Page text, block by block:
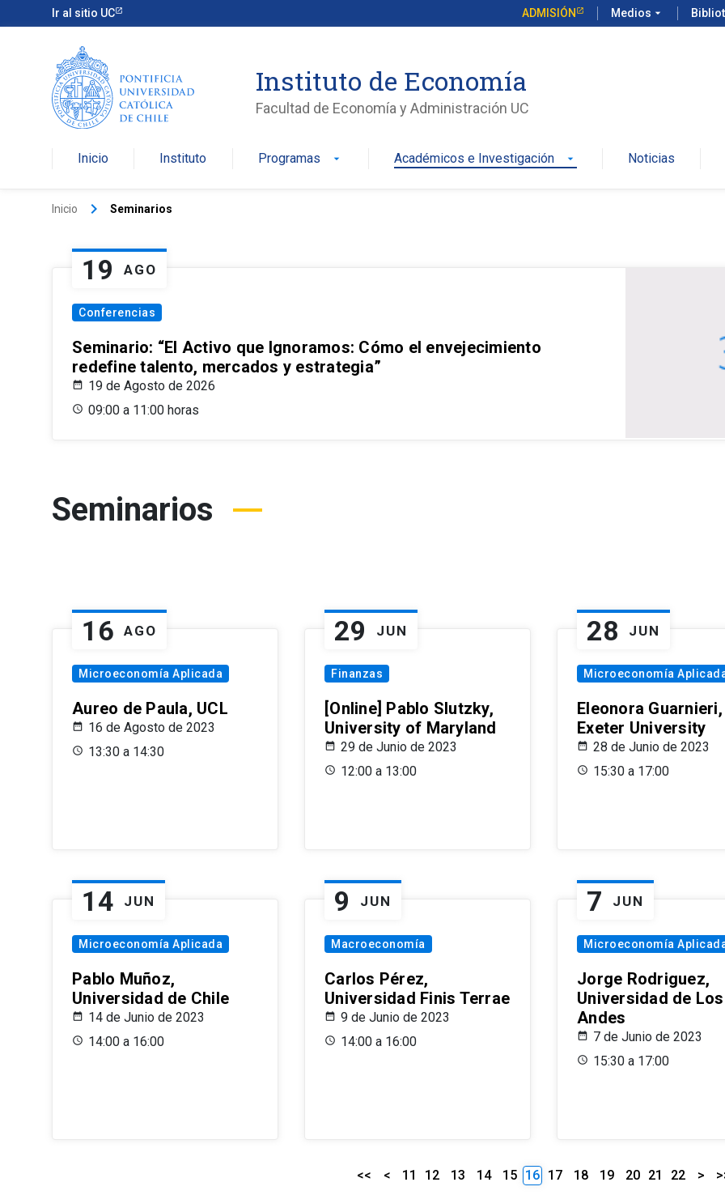
Ir al sitio UC ADMISIÓN Medios arrow_drop_down
Instituto de Economía
Facultad de Economía y Administración UC
Inicio Instituto Programas arrow_drop_down Académicos e Investigación arrow_drop_down Noticias
Inicio keyboard_arrow_right Seminarios
19 AGO
Conferencias
Seminario: “El Activo que Ignoramos: Cómo el envejecimiento
redefine talento, mercados y estrategia”
19 de Agosto de 2026
09:00 a 11:00 horas
Seminarios
16 AGO
Microeconomía Aplicada
Aureo de Paula, UCL
16 de Agosto de 2023
13:30 a 14:30
29 JUN
Finanzas
[Online] Pablo Slutzky,
University of Maryland
29 de Junio de 2023
12:00 a 13:00
28 JUN
Microeconomía
Eleonora Guarnieri,
Exeter University
28 de Junio de 2023
15:30 a 17:00
14 JUN
Microeconomía Aplicada
Pablo Muñoz,
Universidad de Chile
14 de Junio de 2023
14:00 a 16:00
9 JUN
Macroeconomía
Carlos Pérez,
Universidad Finis Terrae
9 de Junio de 2023
14:00 a 16:00
7 JUN
Microeconomía
Jorge Rodriguez,
Universidad de Los
Andes
7 de Junio de 2023
15:30 a 17:00
<< < 11 12 13 14 15 16 17 18 19 20 21 22 >